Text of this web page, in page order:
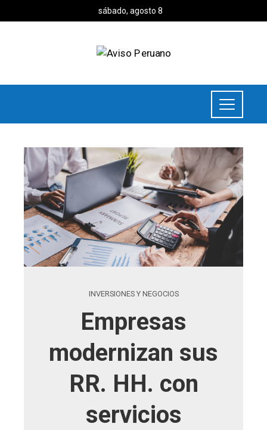
sábado, agosto 8
INVERSIONES Y NEGOCIOS
Empresas
modernizan sus
RR. HH. con
servicios